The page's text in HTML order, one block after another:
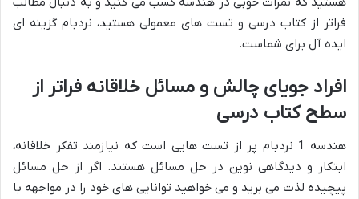
فراتر از کتاب درسی و تست های معمولی هستید، نردبام گزینه ای
ایده آل برای شماست.
افراد جویای چالش و مسائل خلاقانه فراتر از
سطح کتاب درسی
هندسه 1 نردبام پر از تست هایی است که نیازمند تفکر خلاقانه،
ابتکار و دیدگاهی نوین در حل مسائل هستند. اگر از حل مسائل
پیچیده لذت می برید و می خواهید توانایی های خود را در مواجهه با